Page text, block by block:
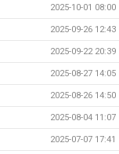
2025-10-01 08:00
2025-09-26 12:43
2025-09-22 20:39
2025-08-27 14:05
2025-08-26 14:50
2025-08-04 11:07
2025-07-07 17:41